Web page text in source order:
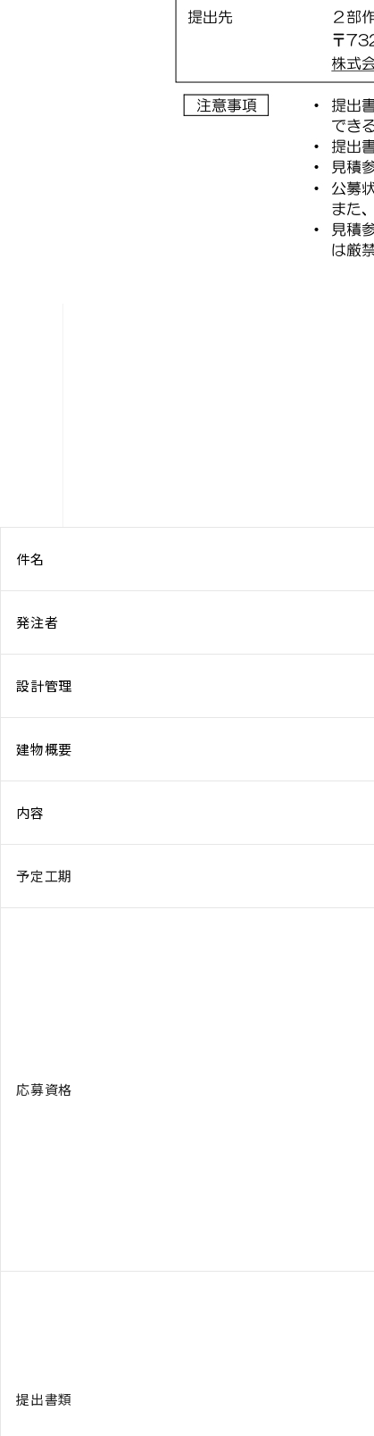
件名
発注者
設計管理
建物概要
内容
予定工期
応募資格
提出書類